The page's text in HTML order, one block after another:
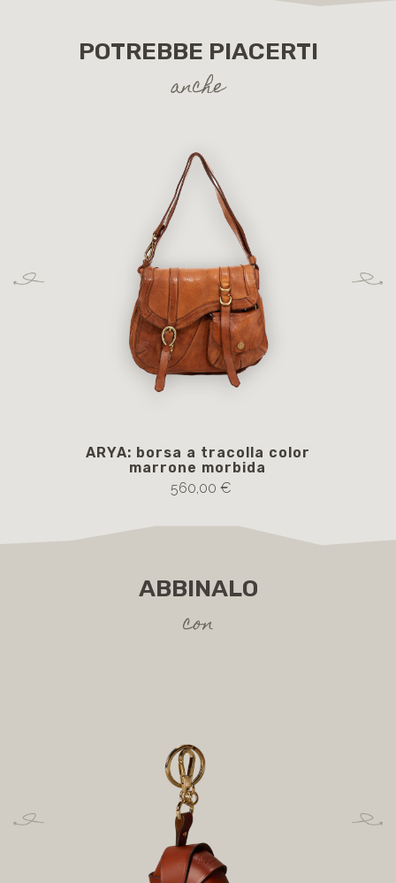
POTREBBE PIACERTI
anche
ARYA: borsa a tracolla color
marrone morbida
560,00 €
ABBINALO
con